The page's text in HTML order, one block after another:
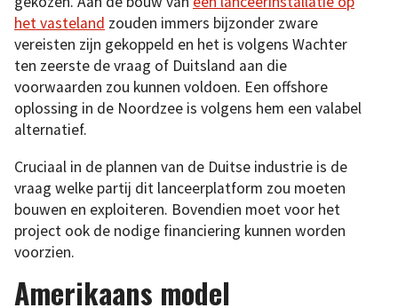
het vasteland zouden immers bijzonder zware
vereisten zijn gekoppeld en het is volgens Wachter
ten zeerste de vraag of Duitsland aan die
voorwaarden zou kunnen voldoen. Een offshore
oplossing in de Noordzee is volgens hem een valabel
alternatief.
Cruciaal in de plannen van de Duitse industrie is de
vraag welke partij dit lanceerplatform zou moeten
bouwen en exploiteren. Bovendien moet voor het
project ook de nodige financiering kunnen worden
voorzien.
Amerikaans model